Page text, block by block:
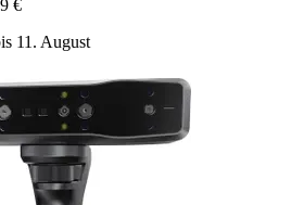
€
11. August